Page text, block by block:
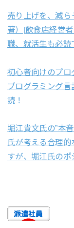
売り上げを、減
著）|飲食店経営
職、就活生も必読
初心者向けのプロ
プログラミング言
読！
堀江貴文氏の”本
氏が考える合理
すが、堀江氏のポ